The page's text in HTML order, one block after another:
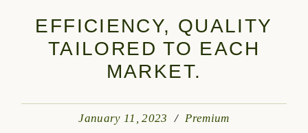
EFFICIENCY, QUALITY
TAILORED TO EACH
MARKET.
January 11, 2023 Premium